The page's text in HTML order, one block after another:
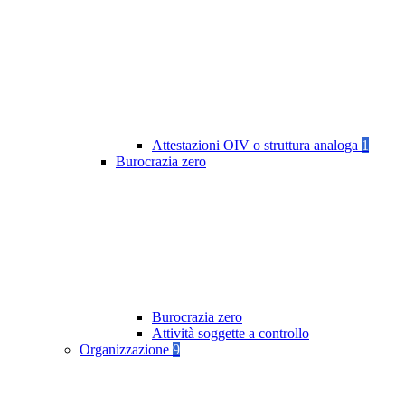
Attestazioni OIV o struttura analoga 1
Burocrazia zero
Burocrazia zero
Attività soggette a controllo
Organizzazione 9